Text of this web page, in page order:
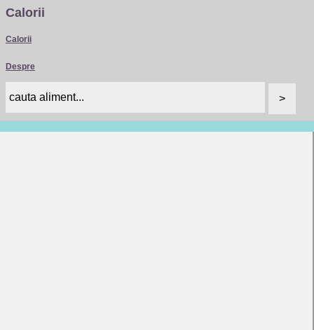
Calorii
Calorii
Despre